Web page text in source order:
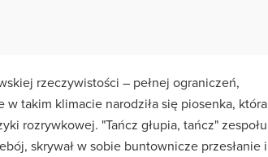
rzeczywistości – pełnej ograniczeń,
takim klimacie narodziła się piosenka, która
rozrywkowej. "Tańcz głupia, tańcz" zespołu
skrywał w sobie buntownicze przesłanie i